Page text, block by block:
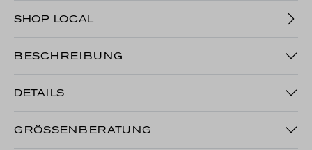
SHOP LOCAL
BESCHREIBUNG
DETAILS
GRÖSSENBERATUNG